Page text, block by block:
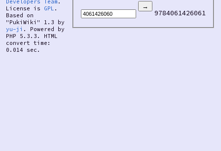
License is GPL .
Based on
"PukiWiki" 1.3 by
yu-ji . Powered by
PHP 5.3.3. HTML
convert time:
0.014 sec.
9784061426061